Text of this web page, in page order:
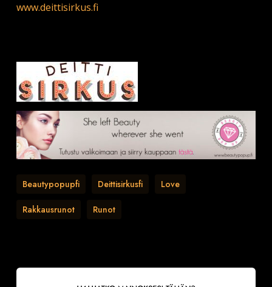
www.deittisirkus.fi
Beautypopupfi Deittisirkusfi Love
Rakkausrunot Runot